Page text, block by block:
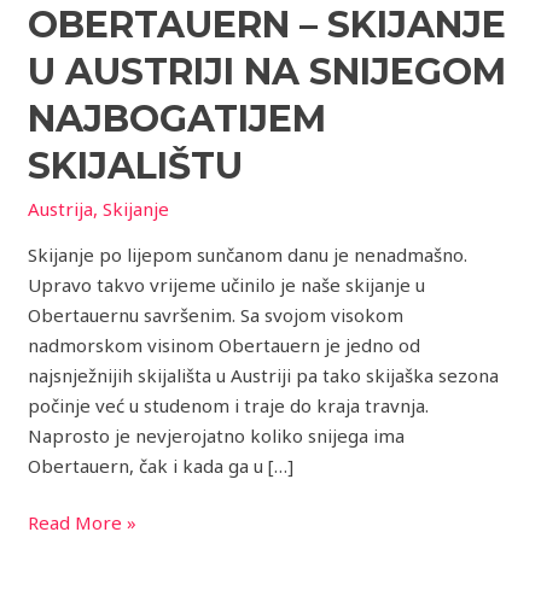
OBERTAUERN – SKIJANJE
U AUSTRIJI NA SNIJEGOM
NAJBOGATIJEM
SKIJALIŠTU
Austrija,Skijanje
Skijanje po lijepom sunčanom danu je nenadmašno.
Upravo takvo vrijeme učinilo je naše skijanje u
Obertauernu savršenim. Sa svojom visokom
nadmorskom visinom Obertauern je jedno od
najsnježnijih skijališta u Austriji pa tako skijaška sezona
počinje već u studenom i traje do kraja travnja.
Naprosto je nevjerojatno koliko snijega ima
Obertauern, čak i kada ga u […]
skijanje
Austriji
na
snijegom
najbogatijem
skijalištu
Read More »